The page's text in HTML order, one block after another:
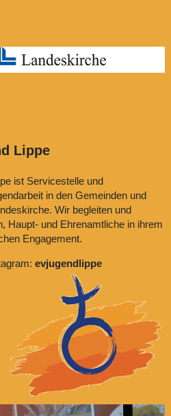
Lippe
ist Servicestelle und
in den Gemeinden und
Wir begleiten und
Haupt- und Ehrenamtliche in ihrem
Engagement.
evjugendlippe